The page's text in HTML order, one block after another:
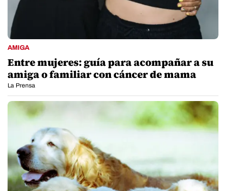
AMIGA
Entre mujeres: guía para acompañar a su
amiga o familiar con cáncer de mama
La Prensa